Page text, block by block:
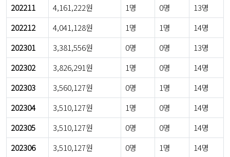
202211 4,161,222원 1명 0명
13명
202212
4,041,128원 1명 1명
14명
202301
3,381,556원 0명 0명
13명
202302
3,826,291원 1명 0명
14명
202303
3,560,127원 0명 1명
14명
202304
3,510,127원 1명 0명
14명
202305
3,510,127원 0명 0명
14명
202306
3,510,127원 0명 1명
14명